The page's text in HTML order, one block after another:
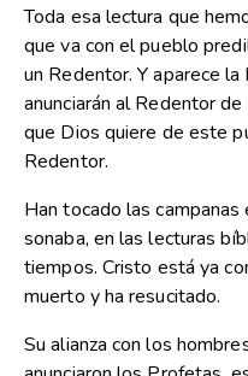
Toda esa lectura que
que va con el pueblo
un Redentor. Y aparece
anunciarán al Redentor
que Dios quiere de este
Redentor.
Han tocado las
sonaba, en las lecturas
tiempos. Cristo está ya
muerto y ha resucitado.
Su alianza con los